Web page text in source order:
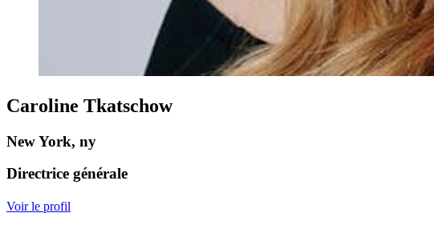
Caroline Tkatschow
New York, ny
Directrice générale
Voir le profil